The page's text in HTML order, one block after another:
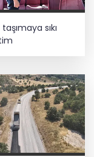
sıkı